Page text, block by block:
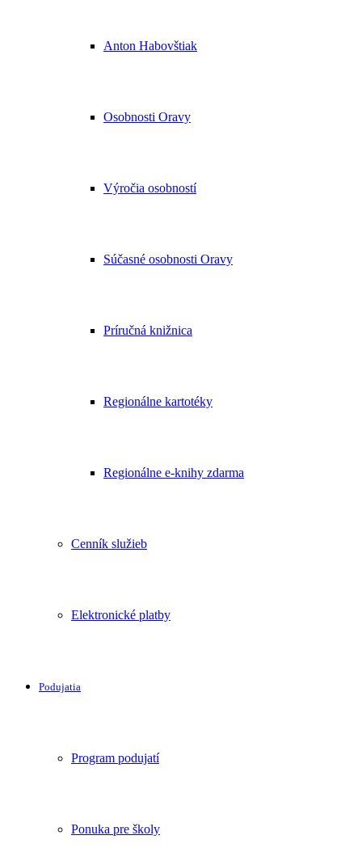
Anton Habovštiak
Osobnosti Oravy
Výročia osobností
Súčasné osobnosti Oravy
Príručná knižnica
Regionálne kartotéky
Regionálne e-knihy zdarma
Cenník služieb
Elektronické platby
Podujatia
Program podujatí
Ponuka pre školy